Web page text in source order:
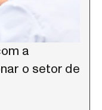
a
o setor de